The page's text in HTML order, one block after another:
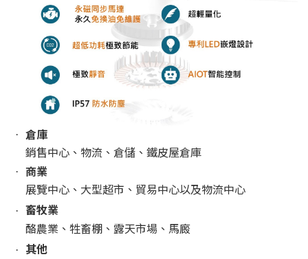
·
倉庫
銷售中心、物流、倉儲、鐵皮屋倉庫
·
商業
展覽中心、大型超市、貿易中心以及物流中心
·
畜牧業
酪農業、牲畜棚、露天市場、馬廄
·
其他